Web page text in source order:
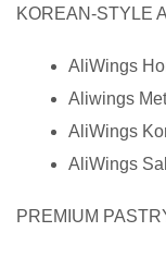
KOREAN-STYLE
AliWings
Aliwings
AliWings
AliWings
PREMIUM